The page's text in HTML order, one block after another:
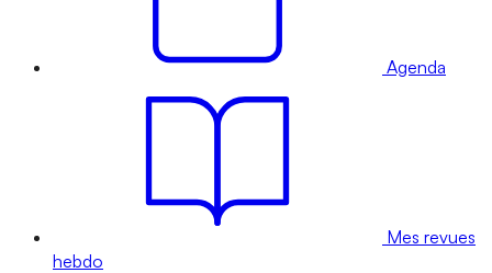
Agenda
Mes revues
hebdo